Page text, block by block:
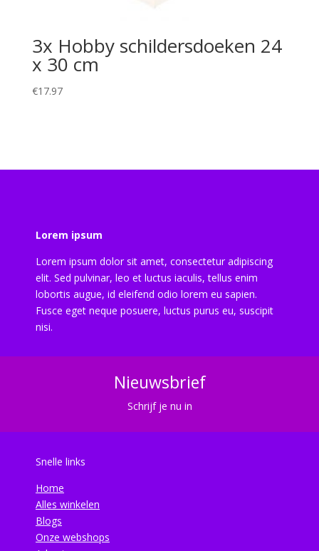
3x Hobby schildersdoeken 24
x 30 cm
€17.97
Lorem ipsum
Lorem ipsum dolor sit amet, consectetur adipiscing
elit. Sed pulvinar, leo et luctus iaculis, tellus enim
lobortis augue, id eleifend odio lorem eu sapien.
Fusce eget neque posuere, luctus purus eu, suscipit
nisi.
Nieuwsbrief
Schrijf je nu in
Snelle links
Home
Alles winkelen
Blogs
Onze webshops